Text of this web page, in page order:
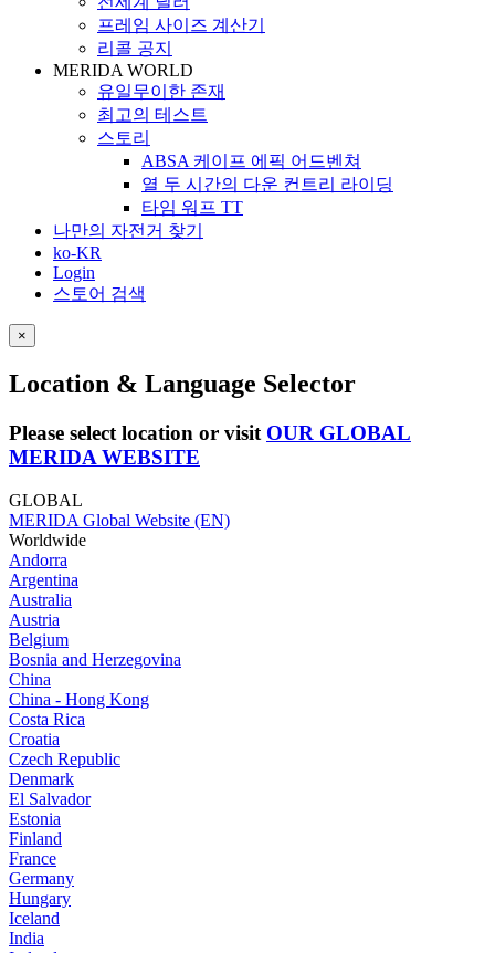
프레임 사이즈 계산기
리콜 공지
MERIDA WORLD
유일무이한 존재
최고의 테스트
스토리
ABSA 케이프 에픽 어드벤쳐
열 두 시간의 다운 컨트리 라이딩
타임 워프 TT
나만의 자전거 찾기
ko-KR
Login
스토어 검색
×
Location & Language Selector
Please select location or visit OUR GLOBAL
MERIDA WEBSITE
GLOBAL
MERIDA Global Website (EN)
Worldwide
Andorra
Argentina
Australia
Austria
Belgium
Bosnia and Herzegovina
China
China - Hong Kong
Costa Rica
Croatia
Czech Republic
Denmark
El Salvador
Estonia
Finland
France
Germany
Hungary
Iceland
India